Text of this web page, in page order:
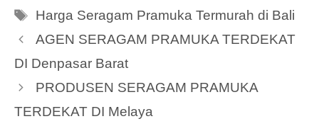
Tags
Harga Seragam Pramuka Termurah di Bali
AGEN SERAGAM PRAMUKA TERDEKAT
DI Denpasar Barat
PRODUSEN SERAGAM PRAMUKA
TERDEKAT DI Melaya